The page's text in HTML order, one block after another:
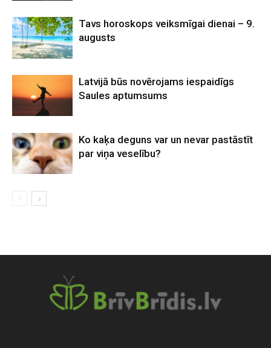
Tavs horoskops veiksmīgai dienai – 9.
augusts
Latvijā būs novērojams iespaidīgs
Saules aptumsums
Ko kaķa deguns var un nevar pastāstīt
par viņa veselību?